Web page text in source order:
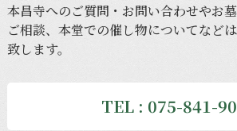
本昌寺へのご質問・ お問い合わせやお
ご相談、 本堂での催し物についてなどは
致します。
TEL : 075-841-